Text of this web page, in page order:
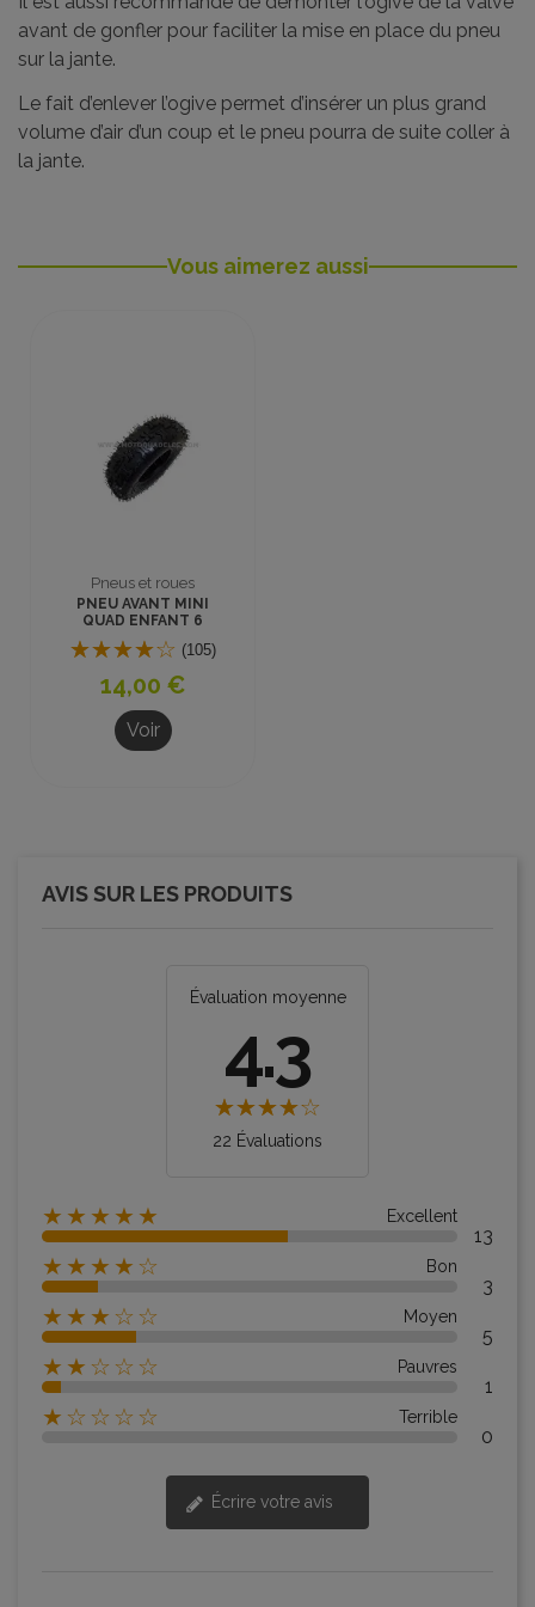
avant de gonfler pour faciliter la mise en place du pneu
sur la jante.
Le fait d’enlever l’ogive permet d’insérer un plus grand
volume d’air d’un coup et le pneu pourra de suite coller à
la jante.
Vous aimerez aussi
Pneus et roues
PNEU AVANT MINI
QUAD ENFANT 6
pouces 4.10-6
(105)
14,00 €
Voir
AVIS SUR LES PRODUITS
Évaluation moyenne
4.3
22 Évaluations
★★★★★ Excellent
13
★★★★☆ Bon
3
★★★☆☆ Moyen
5
★★☆☆☆ Pauvres
1
★☆☆☆☆ Terrible
0
Écrire votre avis